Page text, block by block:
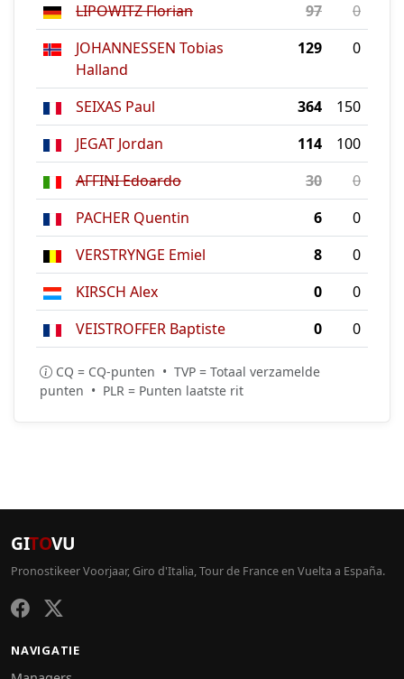
LIPOWITZ Florian
97
0
JOHANNESSEN Tobias
Halland
129 0
SEIXAS Paul 364
150
JEGAT Jordan
114
100
AFFINI Edoardo
30
0
PACHER Quentin
6
0
VERSTRYNGE Emiel
8
0
KIRSCH Alex
0
0
VEISTROFFER Baptiste
0 0
CQ = CQ-punten • TVP = Totaal verzamelde
punten • PLR = Punten laatste rit
GITOVU
Pronostikeer Voorjaar, Giro d'Italia, Tour de France en Vuelta a España.
NAVIGATIE